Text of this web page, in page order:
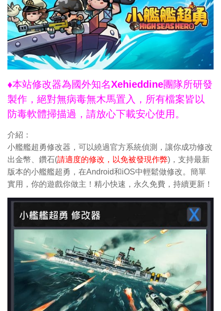
♦本站修改器為國外知名Xehieddine團隊所研發
製作，絕對無病毒無木馬置入，所有檔案皆以
防毒軟體掃描過，請放心下載安心使用。
介紹：
小艦艦超勇修改器，可以繞過官方系統偵測，讓你成功修改
出金幣、鑽石(請適度的修改，以免被發現作弊)，支持最新
版本的小艦艦超勇，在Android和iOS中輕鬆做修改。簡單
實用，你的遊戲你做主！精小快速，永久免費，持續更新！